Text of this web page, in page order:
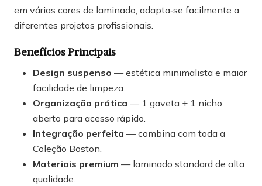
em várias cores de laminado, adapta‑se facilmente a
diferentes projetos profissionais.
Benefícios Principais
Design suspenso — estética minimalista e maior
facilidade de limpeza.
Organização prática — 1 gaveta + 1 nicho
aberto para acesso rápido.
Integração perfeita — combina com toda a
Coleção Boston.
Materiais premium — laminado standard de alta
qualidade.